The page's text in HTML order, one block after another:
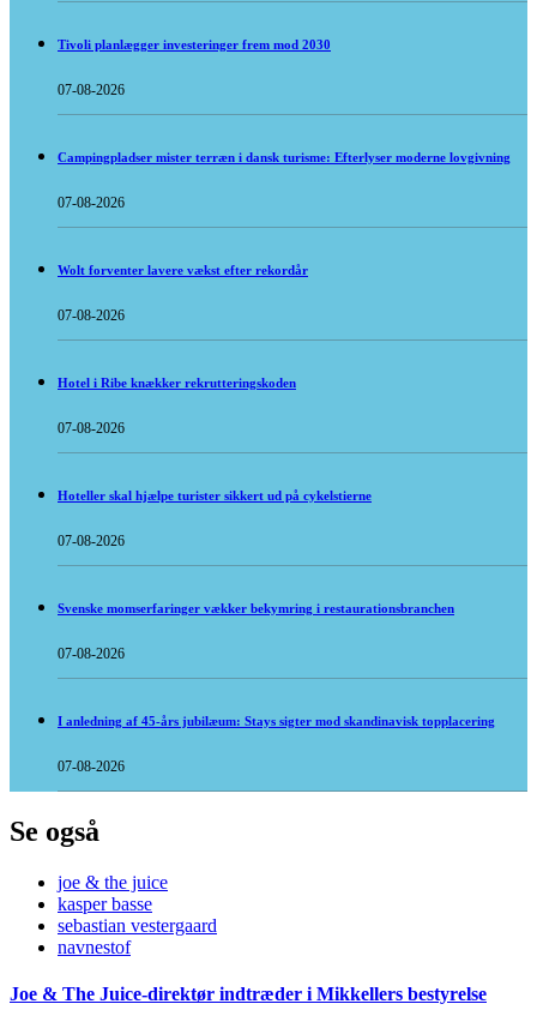
Tivoli planlægger investeringer frem mod 2030
07-08-2026
Campingpladser mister terræn i dansk turisme: Efterlyser moderne lovgivning
07-08-2026
Wolt forventer lavere vækst efter rekordår
07-08-2026
Hotel i Ribe knækker rekrutteringskoden
07-08-2026
Hoteller skal hjælpe turister sikkert ud på cykelstierne
07-08-2026
Svenske momserfaringer vækker bekymring i restaurationsbranchen
07-08-2026
I anledning af 45-års jubilæum: Stays sigter mod skandinavisk topplacering
07-08-2026
Se også
joe & the juice
kasper basse
sebastian vestergaard
navnestof
Joe & The Juice-direktør indtræder i Mikkellers bestyrelse